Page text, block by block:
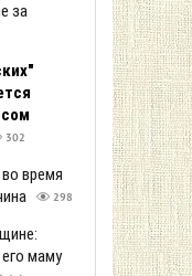
за
302
время
298
маму